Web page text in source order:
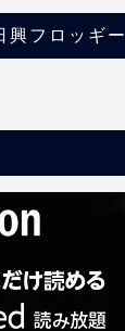
興フロッギー